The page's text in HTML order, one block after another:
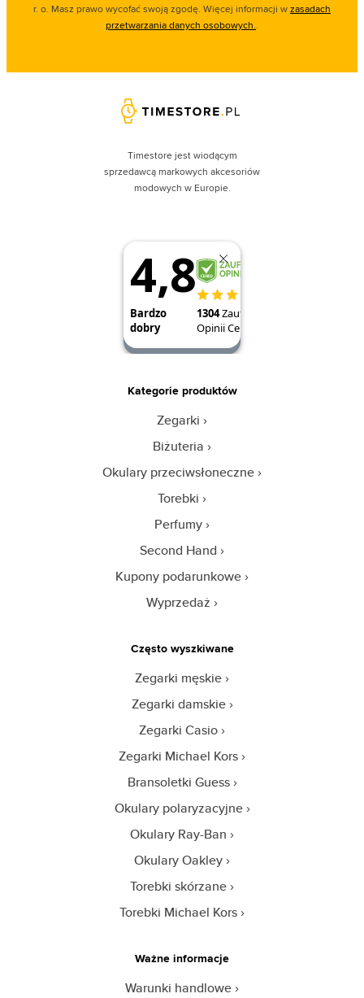
r. o. Masz prawo wycofać swoją zgodę. Więcej informacji wzasadach
przetwarzania danych osobowych..
Timestore jest wiodącym
sprzedawcą markowych akcesoriów
modowych w Europie.
Kategorie produktów
Zegarki
Biżuteria
Okulary przeciwsłoneczne
Torebki
Perfumy
Second Hand
Kupony podarunkowe
Wyprzedaż
Często wyszkiwane
Zegarki męskie
Zegarki damskie
Zegarki Casio
Zegarki Michael Kors
Bransoletki Guess
Okulary polaryzacyjne
Okulary Ray-Ban
Okulary Oakley
Torebki skórzane
Torebki Michael Kors
Ważne informacje
Warunki handlowe